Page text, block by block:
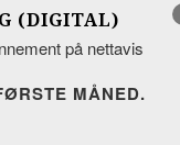
(DIGITAL)
på nettavis
1 KR FOR FØRSTE MÅNED.